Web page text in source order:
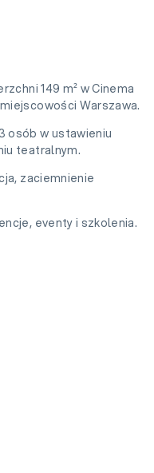
149 m² w Cinema
Warszawa.
osób w ustawieniu
teatralnym.
zaciemnienie
eventy i szkolenia.